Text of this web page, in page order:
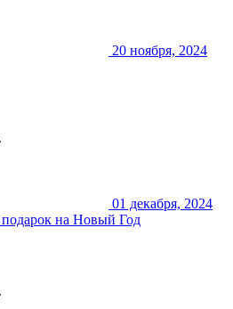
20 ноября, 2024
01 декабря, 2024
на Новый Год